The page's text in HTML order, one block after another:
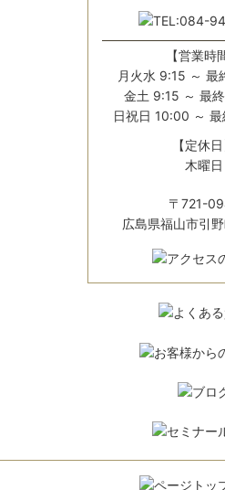
【営業時
月火水 9:15 ～ 最
金土 9:15 ～ 最
日祝日 10:00 ～
【定休日
木曜日
〒721-
広島県福山市引